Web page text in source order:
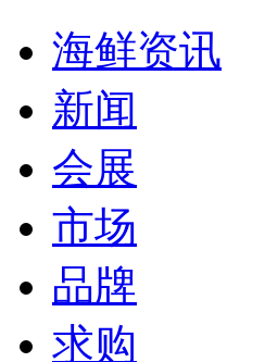
海鲜资讯
新闻
会展
市场
品牌
求购